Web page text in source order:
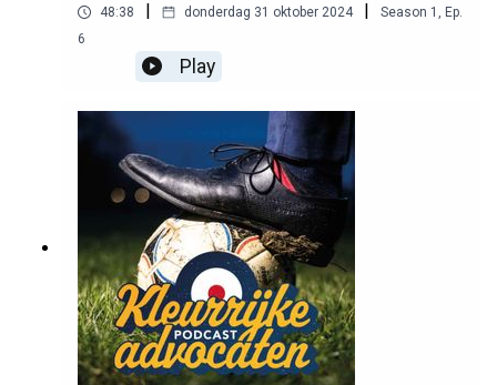
48:38 donderdag 31 oktober 2024 Season 1 , Ep.
6
Play